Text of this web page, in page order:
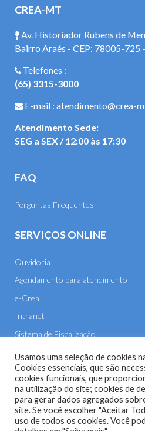
CREA-MT
Av. Historiador Rubens de
Bairro Araés - CEP: 78005-725
Telefones :
(65) 3315-3000
E-mail : atendimento@crea-
Atendimento Sede:
SEG a SEX / 12:00 às 17:30
FAQ
Perguntas Frequentes
SERVIÇOS ONLINE
Ouvidoria
Agendamento para atendimento
e-Crea
Intranet
Sistema de Fiscalização
E-mail
Site do Conselho Regional de
Usamos uma seleção de cookies
Cookies essenciais, que são
cookies funcionais, que
na utilização do site; cookies de
para gerar dados agregados
site. Se você escolher "Aceitar
uso de todos os cookies. Você